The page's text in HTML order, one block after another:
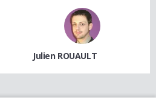
Julien ROUAULT